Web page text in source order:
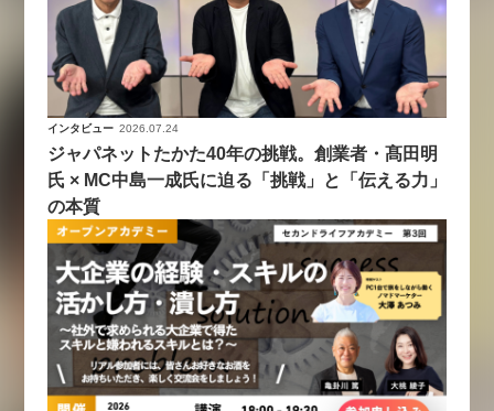
インタビュー 2026.07.24
ジャパネットたかた40年の挑戦。創業者・髙田明
氏 × MC中島一成氏に迫る「挑戦」と「伝える力」
の本質